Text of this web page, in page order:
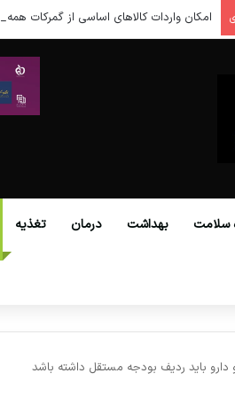
امکان واردات کالاهای اساسی از گمرکات همه
سلامت بهداشت درمان تغذیه
دارو باید ردیف بودجه مستقل داشته باشد